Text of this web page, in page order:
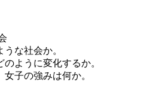
な社会か。
ように変化するか。
子の強みは何か。